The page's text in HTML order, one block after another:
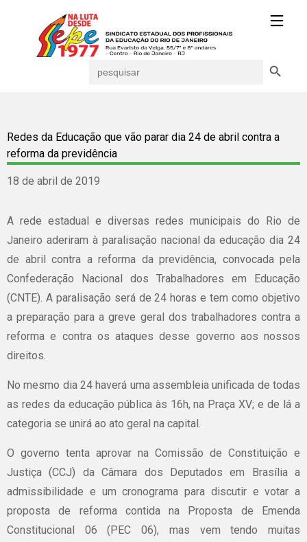
for:
Redes da Educação que vão parar dia 24 de abril contra a
reforma da previdência
18 de abril de 2019
A rede estadual e diversas redes municipais do Rio de
Janeiro aderiram à paralisação nacional da educação dia 24
de abril contra a reforma da previdência, convocada pela
Confederação Nacional dos Trabalhadores em Educação
(CNTE). A paralisação será de 24 horas e tem como objetivo
a preparação para a greve geral dos trabalhadores contra a
reforma e contra os ataques desse governo aos nossos
direitos.
No mesmo dia 24 haverá uma assembleia unificada de todas
as redes da educação pública às 16h, na Praça XV; e de lá a
categoria se unirá ao ato geral na capital.
O governo tenta aprovar na Comissão de Constituição e
Justiça (CCJ) da Câmara dos Deputados em Brasília a
admissibilidade e um cronograma para discutir e votar a
proposta de reforma contida na Proposta de Emenda
Constitucional 06 (PEC 06), mas vem tendo muitas